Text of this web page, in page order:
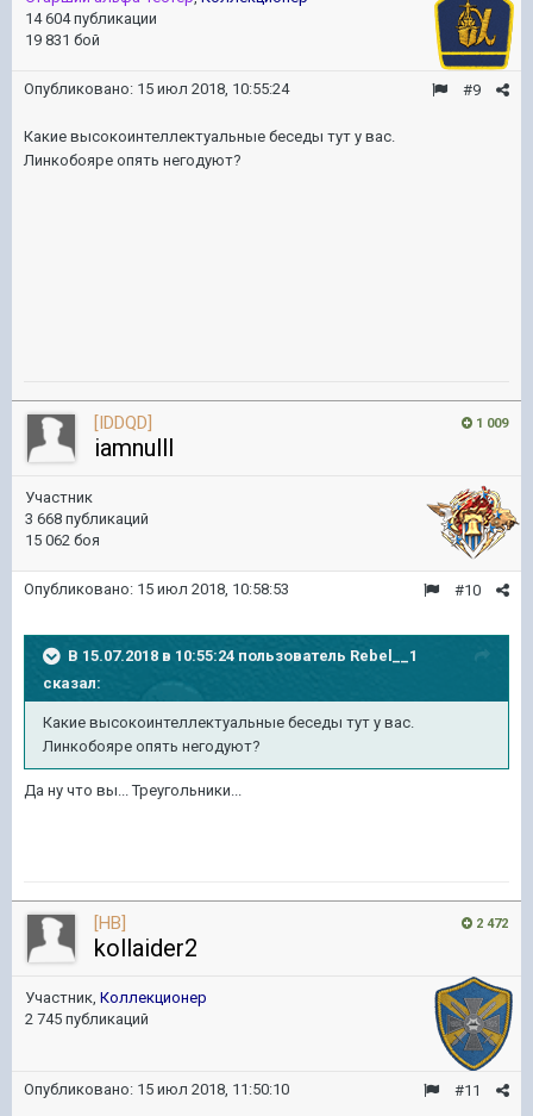
14 604 публикации
19 831 бой
#9
Опубликовано: 15 июл 2018, 10:55:24
Какие высокоинтеллектуальные беседы тут у вас.
Линкобояре опять негодуют?
1 009
[IDDQD]
iamnulll
Участник
3 668 публикаций
15 062 боя
#10
Опубликовано: 15 июл 2018, 10:58:53
В 15.07.2018 в 10:55:24 пользователь Rebel__1
сказал:
Какие высокоинтеллектуальные беседы тут у вас.
Линкобояре опять негодуют?
Да ну что вы... Треугольники...
2 472
[HB]
kollaider2
Участник, Коллекционер
2 745 публикаций
#11
Опубликовано: 15 июл 2018, 11:50:10